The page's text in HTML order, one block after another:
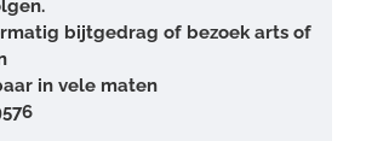
bijtgedrag of bezoek arts of
in vele maten